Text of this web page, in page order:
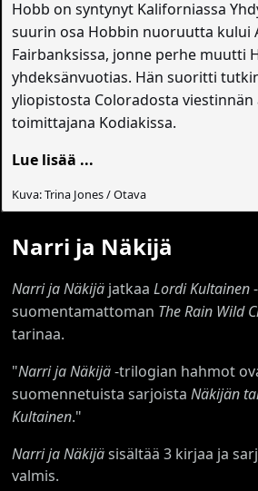
Hobb on syntynyt Kaliforniassa
suurin osa Hobbin nuoruutta kului
Fairbanksissa, jonne perhe muutti
yhdeksänvuotias. Hän suoritti
yliopistosta Coloradosta
toimittajana Kodiakissa.
Lue lisää ...
Kuva: Trina Jones / Otava
Narri ja Näkijä
Narri ja Näkijä jatkaaLordi Kultainen
suomentamattoman The Rain Wild
tarinaa.
"Narri ja Näkijä-trilogian hahmot
suomennetuista sarjoistaNäkijän
Kultainen."
Narri ja Näkijäsisältää 3 kirjaa ja
valmis.